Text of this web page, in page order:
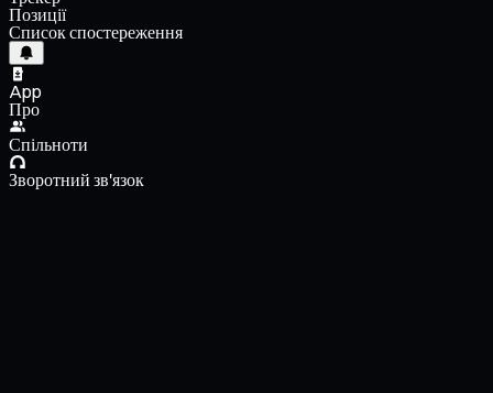
Позиції
Список спостереження
App
Про
Спільноти
Зворотний зв'язок